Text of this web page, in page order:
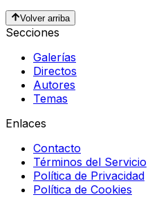
Volver arriba
Secciones
Galerías
Directos
Autores
Temas
Enlaces
Contacto
Términos del Servicio
Política de Privacidad
Política de Cookies